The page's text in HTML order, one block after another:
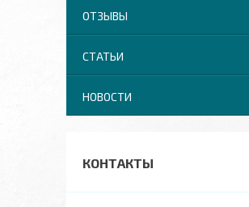
ОТЗЫВЫ
СТАТЬИ
НОВОСТИ
КОНТАКТЫ